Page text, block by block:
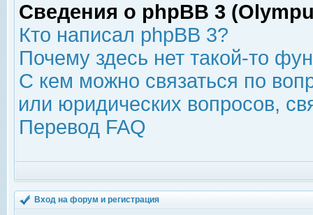
Сведения о phpBB 3
Кто написал phpBB 3?
Почему здесь нет такой-то
С кем можно связаться по
или юридических вопросов,
Перевод FAQ
Вход на форум и регистрация